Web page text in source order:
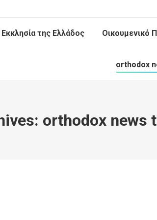
Εκκλησία της Ελλάδος Οικουμενικό
orthodox
orthodox news